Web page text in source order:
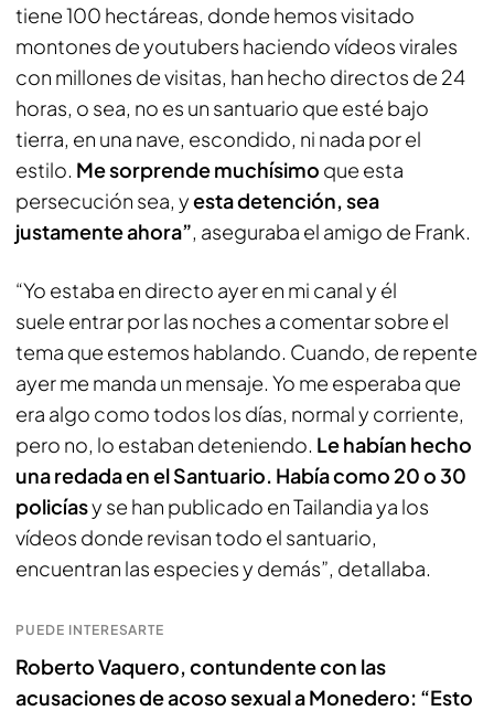
tiene 100 hectáreas, donde hemos visitado
montones de youtubers haciendo vídeos virales
con millones de visitas, han hecho directos de 24
horas, o sea, no es un santuario que esté bajo
tierra, en una nave, escondido, ni nada por el
estilo. Me sorprende muchísimo que esta
persecución sea, yesta detención, sea
justamente ahora”, aseguraba el amigo de Frank.
“Yo estaba en directo ayer en mi canal y él
suele entrar por las noches a comentar sobre el
tema que estemos hablando. Cuando, de repente
ayer me manda un mensaje. Yo me esperaba que
era algo como todos los días, normal y corriente,
pero no, lo estaban deteniendo. Le habían hecho
una redada en el Santuario. Había como 20 o 30
policíasy se han publicado en Tailandia ya los
vídeos donde revisan todo el santuario,
encuentran las especies y demás”, detallaba.
PUEDE INTERESARTE
Roberto Vaquero, contundente con las
acusaciones de acoso sexual a Monedero: “Esto